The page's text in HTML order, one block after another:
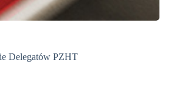
Delegatów PZHT